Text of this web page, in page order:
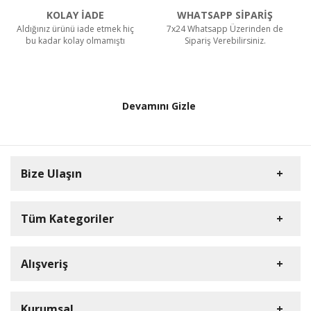
Kutulu - Pudra
279.00 TL
KOLAY İADE
Aldığınız ürünü iade etmek hiç
bu kadar kolay olmamıştı
WHATSAPP SİPARİŞ
7x24 Whatsapp Üzerinden de
Sipariş Verebilirsiniz.
Devamını Gizle
Bize Ulaşın
Müşteri Hizmetleri
Tüm Kategoriler
Elektronik
Alışveriş